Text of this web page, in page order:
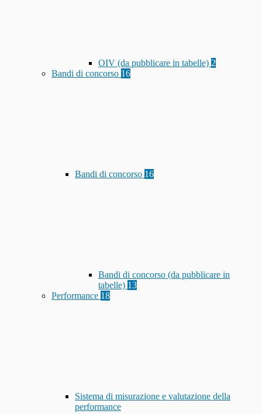
OIV (da pubblicare in tabelle) 2
Bandi di concorso 16
Bandi di concorso 16
Bandi di concorso (da pubblicare in
tabelle) 13
Performance 18
Sistema di misurazione e valutazione della
performance